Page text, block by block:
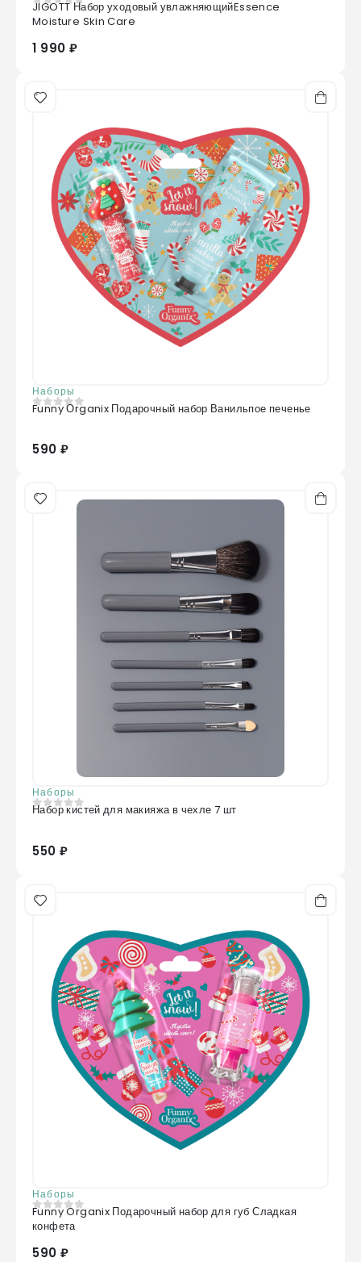
0из 5
JIGOTT Набор уходовый увлажняющийEssence
Moisture Skin Care
1 990 ₽
Наборы
0из 5
Funny Оrganix Подарочный набор Ванильпое печенье
590 ₽
Наборы
0из 5
Набор кистей для макияжа в чехле 7 шт
550 ₽
Наборы
0из 5
Funny Organix Подарочный набор для губ Сладкая
конфета
590 ₽